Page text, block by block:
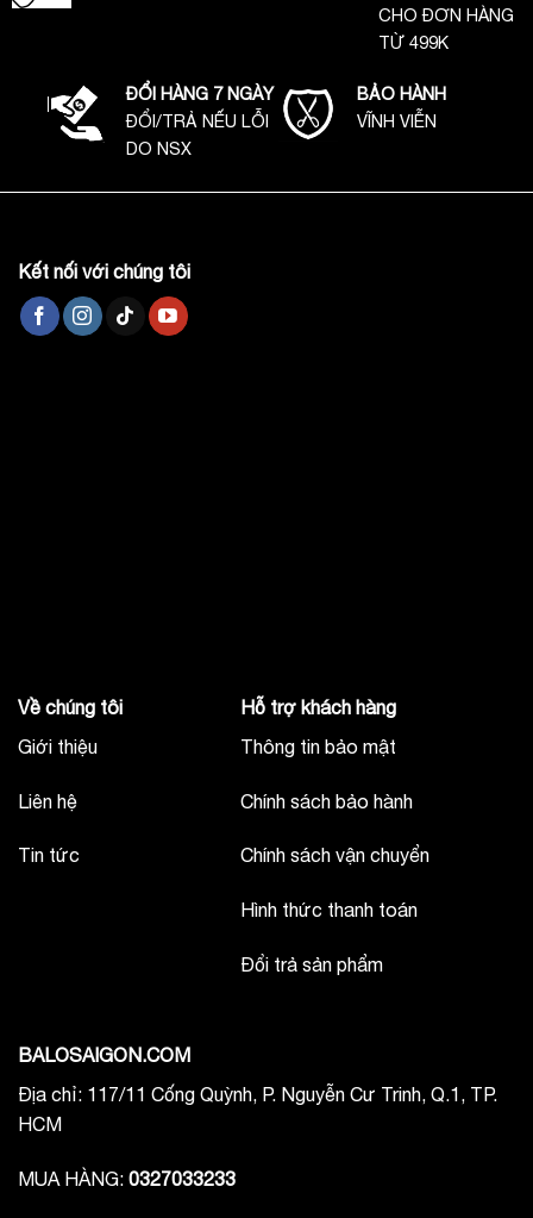
CHO ĐƠN HÀNG
TỪ 499K
ĐỔI HÀNG 7 NGÀY
ĐỔI/TRẢ NẾU LỖI
DO NSX
BẢO HÀNH
VĨNH VIỄN
Kết nối với chúng tôi
Về chúng tôi
Giới thiệu
Liên hệ
Tin tức
Hỗ trợ khách hàng
Thông tin bảo mật
Chính sách bảo hành
Chính sách vận chuyển
Hình thức thanh toán
Đổi trả sản phẩm
BALOSAIGON.COM
Địa chỉ: 117/11 Cống Quỳnh, P. Nguyễn Cư Trinh, Q.1, TP.
HCM
MUA HÀNG: 0327033233